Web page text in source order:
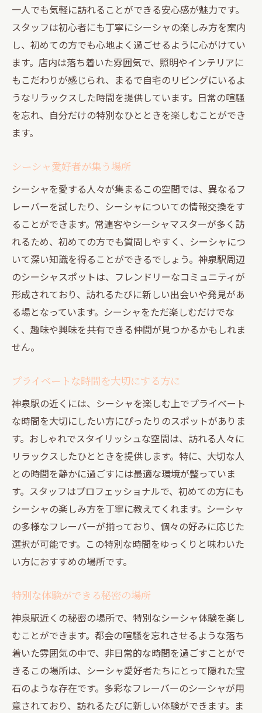
一人でも気軽に訪れることができる安心感が魅力です。
スタッフは初心者にも丁寧にシーシャの楽しみ方を案内
し、初めての方でも心地よく過ごせるように心がけてい
ます。店内は落ち着いた雰囲気で、照明やインテリアに
もこだわりが感じられ、まるで自宅のリビングにいるよ
うなリラックスした時間を提供しています。日常の喧騒
を忘れ、自分だけの特別なひとときを楽しむことができ
ます。
シーシャ愛好者が集う場所
シーシャを愛する人々が集まるこの空間では、異なるフ
レーバーを試したり、シーシャについての情報交換をす
ることができます。常連客やシーシャマスターが多く訪
れるため、初めての方でも質問しやすく、シーシャにつ
いて深い知識を得ることができるでしょう。神泉駅周辺
のシーシャスポットは、フレンドリーなコミュニティが
形成されており、訪れるたびに新しい出会いや発見があ
る場となっています。シーシャをただ楽しむだけでな
く、趣味や興味を共有できる仲間が見つかるかもしれま
せん。
プライベートな時間を大切にする方に
神泉駅の近くには、シーシャを楽しむ上でプライベート
な時間を大切にしたい方にぴったりのスポットがありま
す。おしゃれでスタイリッシュな空間は、訪れる人々に
リラックスしたひとときを提供します。特に、大切な人
との時間を静かに過ごすには最適な環境が整っていま
す。スタッフはプロフェッショナルで、初めての方にも
シーシャの楽しみ方を丁寧に教えてくれます。シーシャ
の多様なフレーバーが揃っており、個々の好みに応じた
選択が可能です。この特別な時間をゆっくりと味わいた
い方におすすめの場所です。
特別な体験ができる秘密の場所
神泉駅近くの秘密の場所で、特別なシーシャ体験を楽し
むことができます。都会の喧騒を忘れさせるような落ち
着いた雰囲気の中で、非日常的な時間を過ごすことがで
きるこの場所は、シーシャ愛好者たちにとって隠れた宝
石のような存在です。多彩なフレーバーのシーシャが用
意されており、訪れるたびに新しい体験ができます。ま